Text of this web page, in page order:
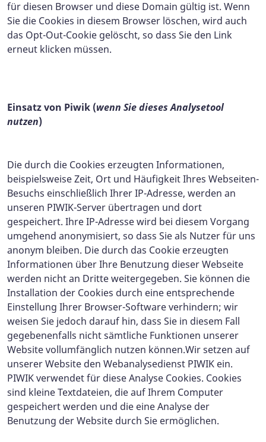
für diesen Browser und diese Domain gültig ist. Wenn
Sie die Cookies in diesem Browser löschen, wird auch
das Opt-Out-Cookie gelöscht, so dass Sie den Link
erneut klicken müssen.
Einsatz von Piwik (wenn Sie dieses Analysetool
nutzen)
Die durch die Cookies erzeugten Informationen,
beispielsweise Zeit, Ort und Häufigkeit Ihres Webseiten-
Besuchs einschließlich Ihrer IP-Adresse, werden an
unseren PIWIK-Server übertragen und dort
gespeichert. Ihre IP-Adresse wird bei diesem Vorgang
umgehend anonymisiert, so dass Sie als Nutzer für uns
anonym bleiben. Die durch das Cookie erzeugten
Informationen über Ihre Benutzung dieser Webseite
werden nicht an Dritte weitergegeben. Sie können die
Installation der Cookies durch eine entsprechende
Einstellung Ihrer Browser-Software verhindern; wir
weisen Sie jedoch darauf hin, dass Sie in diesem Fall
gegebenenfalls nicht sämtliche Funktionen unserer
Website vollumfänglich nutzen können.Wir setzen auf
unserer Website den Webanalysedienst PIWIK ein.
PIWIK verwendet für diese Analyse Cookies. Cookies
sind kleine Textdateien, die auf Ihrem Computer
gespeichert werden und die eine Analyse der
Benutzung der Website durch Sie ermöglichen.